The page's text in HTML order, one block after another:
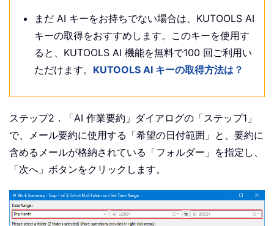
まだ AI キーをお持ちでない場合は、KUTOOLS AI
キーの取得をおすすめします。このキーを使用す
ると、KUTOOLS AI 機能を無料で100 回ご利用い
ただけます。 KUTOOLS AI キーの取得方法は？
ステップ2．「AI 作業要約」ダイアログの「ステップ1」
で、メール要約に使用する「希望の日付範囲」と、要約に
含めるメールが格納されている「フォルダー」を指定し、
「次へ」ボタンをクリックします。